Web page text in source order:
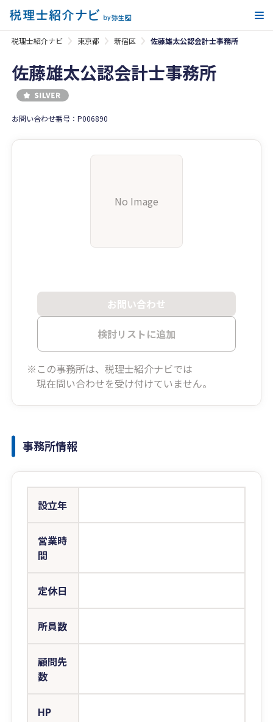
税理士紹介ナビ 東京都 新宿区 佐藤雄太公認会計士事務所
佐藤雄太公認会計士事務所
お問い合わせ番号：P006890
No Image
お問い合わせ
検討リストに追加
※この事務所は、税理士紹介ナビでは
現在問い合わせを受け付けていません。
事務所情報
設立年
営業時
間
定休日
所員数
顧問先
数
HP